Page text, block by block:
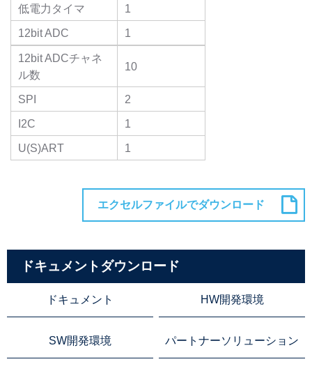
低電力タイマ
1
12bit ADC
1
12bit ADCチャネ
ル数
10
SPI
2
I2C
1
U(S)ART
1
ドキュメントダウンロード
ドキュメント HW開発環境
SW開発環境 パートナーソリューション